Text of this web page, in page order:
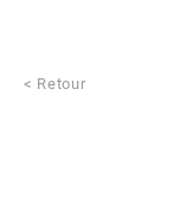
< Retour